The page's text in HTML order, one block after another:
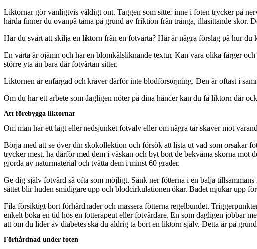
Liktornar gör vanligtvis väldigt ont. Taggen som sitter inne i foten trycker på
hårda finner du ovanpå tårna på grund av friktion från trånga, illasittande skor.
Har du svårt att skilja en liktorn från en fotvårta? Här är några förslag på hur
En vårta är ojämn och har en blomkålsliknande textur. Kan vara olika färger
större yta än bara där fotvårtan sitter.
Liktornen är enfärgad och kräver därför inte blodförsörjning. Den är oftast i
Om du har ett arbete som dagligen nöter på dina händer kan du få liktorn där
Att förebygga liktornar
Om man har ett lågt eller nedsjunket fotvalv eller om några tår skaver mot
Börja med att se över din skokollektion och försök att lista ut vad som orsakar
trycker mest, ha därför med dem i väskan och byt bort de bekväma skorna
gjorda av naturmaterial och tvätta dem i minst 60 grader.
Ge dig själv fotvård så ofta som möjligt. Sänk ner fötterna i en balja
sättet blir huden smidigare upp och blodcirkulationen ökar. Badet mjukar upp
Fila försiktigt bort förhårdnader och massera fötterna regelbundet.
enkelt boka en tid hos en fotterapeut eller fotvårdare. En som dagligen jobbar
att om du lider av diabetes ska du aldrig ta bort en liktorn själv. Detta är på
Förhårdnad under foten